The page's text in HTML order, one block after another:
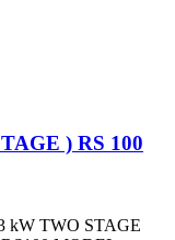
) RS 100
kW TWO STAGE